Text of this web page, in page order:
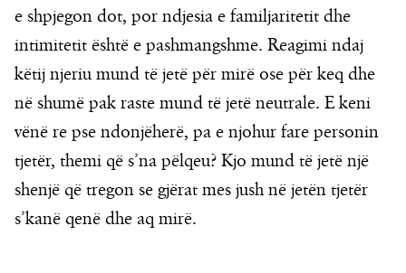
e shpjegon dot, por ndjesia e familjaritetit dhe
intimitetit është e pashmangshme. Reagimi ndaj
këtij njeriu mund të jetë për mirë ose për keq dhe
në shumë pak raste mund të jetë neutrale. E keni
vënë re pse ndonjëherë, pa e njohur fare personin
tjetër, themi që s’na pëlqeu? Kjo mund të jetë një
shenjë që tregon se gjërat mes jush në jetën tjetër
s’kanë qenë dhe aq mirë.